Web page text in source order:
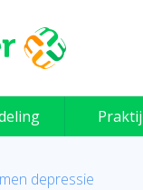
depressie